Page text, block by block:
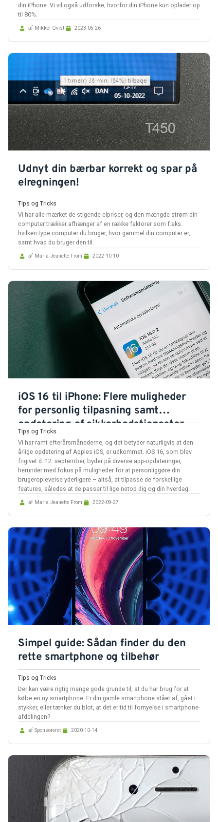
din iPhone. Vi vil også udforske, hvorfor din iPhone kun oplader op
til 80%.
af Mikkel Qvist 2023-05-26
Udnyt din bærbar korrekt og spar på
elregningen!
Tips og Tricks
Vi har alle mærket de stigende elpriser, og den mængde strøm din
computer trækker afhænger af en række faktorer som f.eks.
hvilken type computer du bruger, hvor gammel din computer er,
samt hvad du bruger den til.
af Maria Jeanette From 2022-10-10
iOS 16 til iPhone: Flere muligheder
for personlig tilpasning samt
opdatering af sikkerhedstjenester
Tips og Tricks
Vi har ramt efterårsmånederne, og det betyder naturligvis at den
årlige opdatering af Apples iOS, er udkommet. iOS 16, som blev
frigivet d. 12. september, byder på diverse app-opdateringer,
herunder med fokus på muligheder for at personliggøre din
brugeroplevelse yderligere – altså, at tilpasse de forskellige
features, således at de passer til lige netop dig og din hverdag.
af Maria Jeanette From 2022-09-27
Simpel guide: Sådan finder du den
rette smartphone og tilbehør
Tips og Tricks
Der kan være rigtig mange gode grunde til, at du har brug for at
købe en ny smartphone. Er din gamle smartphone stået af, gået i
stykker, eller tænker du blot, at det er tid til fornyelse i smartphone-
afdelingen?
af Sponsoreret 2020-10-14